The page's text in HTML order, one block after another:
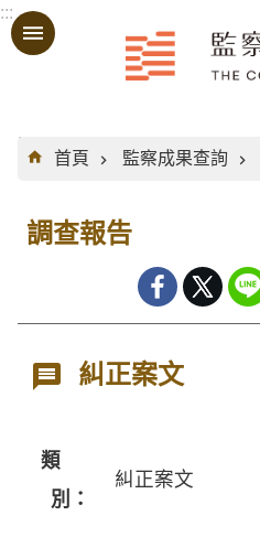
跳到主要內容區塊
:::
:::
首頁
監察成果查詢
調查報告
糾正案文
類
別：
糾正案文